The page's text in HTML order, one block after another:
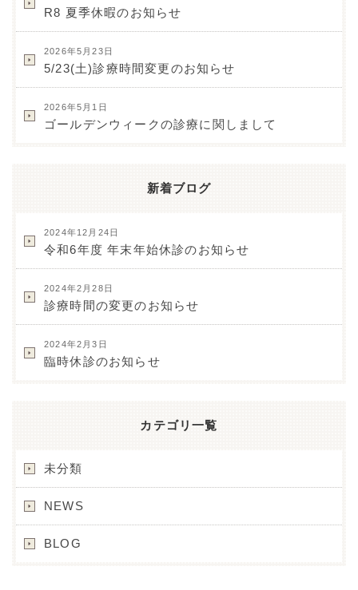
R8 夏季休暇のお知らせ
2026年5月23日
5/23(土)診療時間変更のお知らせ
2026年5月1日
ゴールデンウィークの診療に関しまして
新着ブログ
2024年12月24日
令和6年度 年末年始休診のお知らせ
2024年2月28日
診療時間の変更のお知らせ
2024年2月3日
臨時休診のお知らせ
カテゴリ一覧
未分類
NEWS
BLOG